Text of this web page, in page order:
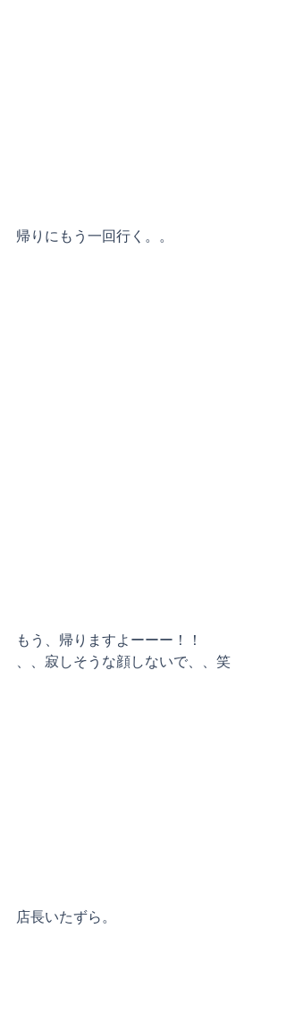
帰りにもう一回行く。。
もう、帰りますよーーー！！
、、寂しそうな顔しないで、、笑
店長いたずら。